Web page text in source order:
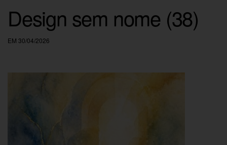
Design sem nome (38)
EM 30/04/2026